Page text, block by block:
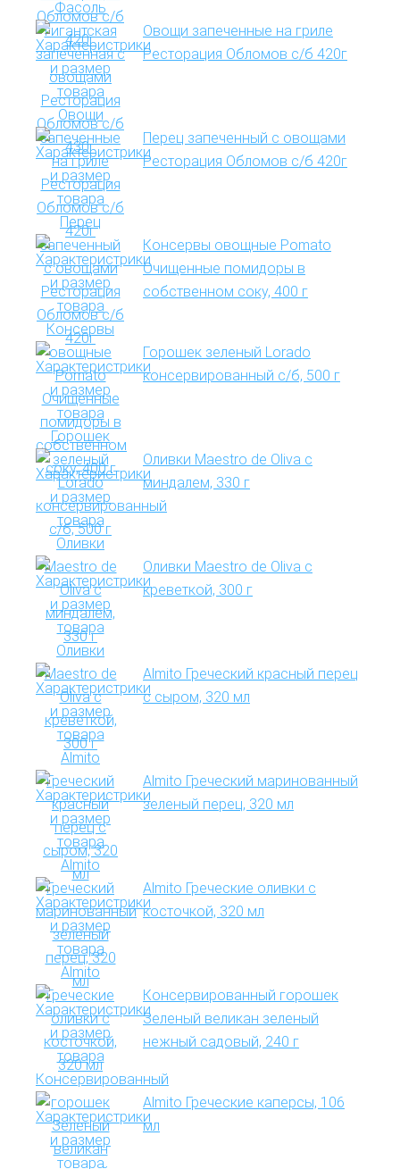
Овощи запеченные на гриле
Ресторация Обломов с/б 420г
Перец запеченный с овощами
Ресторация Обломов с/б 420г
Консервы овощные Pomato
Очищенные помидоры в
собственном соку, 400 г
Горошек зеленый Lorado
консервированный с/б, 500 г
Оливки Maestro de Oliva с
миндалем, 330 г
Оливки Maestro de Oliva с
креветкой, 300 г
Almito Греческий красный перец
с сыром, 320 мл
Almito Греческий маринованный
зеленый перец, 320 мл
Almito Греческие оливки с
косточкой, 320 мл
Консервированный горошек
Зеленый великан зеленый
нежный садовый, 240 г
Almito Греческие каперсы, 106
мл